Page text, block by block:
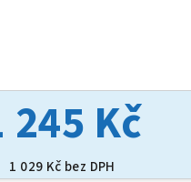
245 Kč
1 029 Kč bez DPH